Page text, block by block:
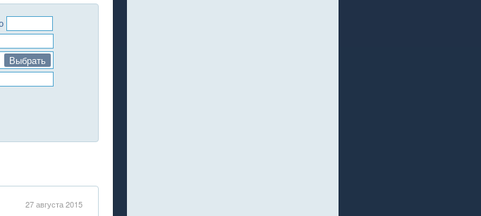
Выбрать
27 августа 2015